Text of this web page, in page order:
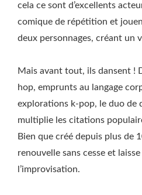
cela ce sont d’excellents
comique de répétition et
deux personnages, créant un
Mais avant tout, ils dansent !
hop, emprunts au langage
explorations k-pop, le duo de
multiplie les citations
Bien que créé depuis plus de
renouvelle sans cesse et
l’improvisation.